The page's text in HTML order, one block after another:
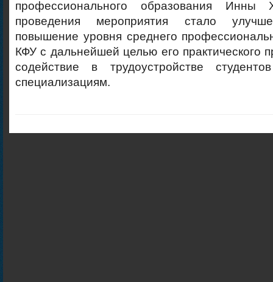
профессионального образования Инны
проведения мероприятия стало
повышение уровня среднего
КФУ с дальнейшей целью его практического
содействие в трудоустройстве
специализациям.